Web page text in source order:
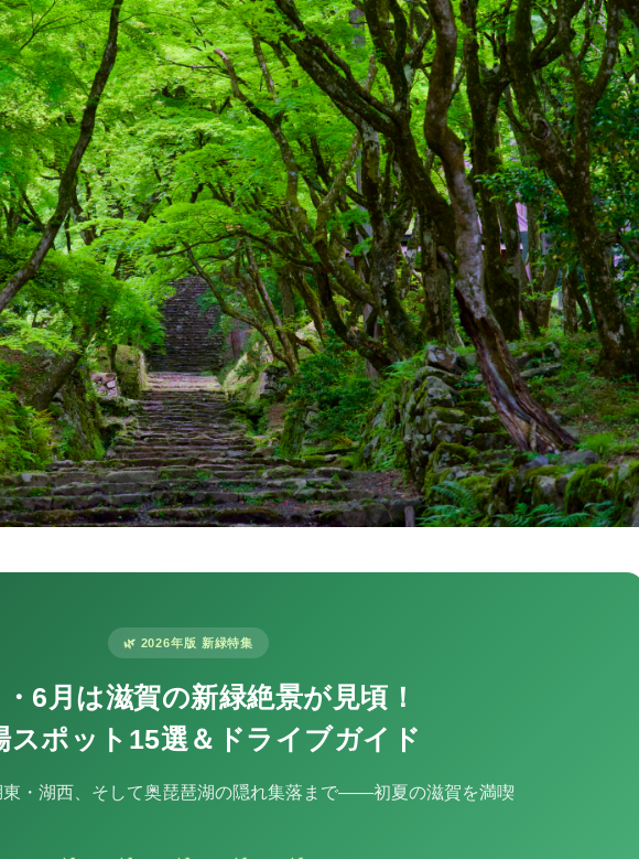
🌿 2026年版 新緑特集
6月は滋賀の新緑絶景が見頃！
スポット15選＆ドライブガイド
東・湖西、そして奥琵琶湖の隠れ集落まで——初夏の滋賀を満喫